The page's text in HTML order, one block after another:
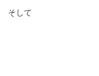
そして